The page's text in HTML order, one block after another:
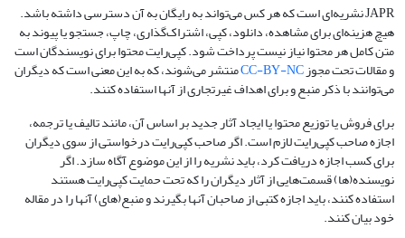
JAPR نشریه‌ای است که هر کس می‌تواند به رایگان به آن دسترسی داشته باشد.
هیچ هزینه‌ای برای مشاهده، دانلود، کپی، اشتراک‌گذاری، چاپ، جستجو یا پیوند به
متن کامل هر محتوا نیاز نیست پرداخت شود. کپی‌رایت محتوا برای نویسندگان است
و مقالات تحت مجوزCC-BY-NCمنتشر می‌شوند، که به این معنی است که دیگران
می‌توانند با ذکر منبع و برای اهداف غیرتجاری از آنها استفاده کنند.
برای فروش یا توزیع محتوا یا ایجاد آثار جدید بر اساس آن، مانند تالیف یا ترجمه،
اجازه صاحب کپی‌رایت لازم است. اگر صاحب کپی‌رایت درخواستی از سوی دیگران
برای کسب اجازه دریافت کرد، باید نشریه را از این موضوع آگاه سازد. اگر
نویسنده(ها) قسمت‌هایی از آثار دیگران را که تحت حمایت کپی‌رایت هستند
استفاده کنند، باید اجازه کتبی از صاحبان آنها بگیرند و منبع(های) آنها را در مقاله
خود بیان کنند.